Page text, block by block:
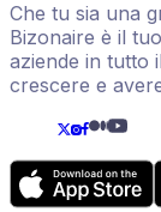
Che tu sia una
Bizonaire è il
aziende in tutto
crescere e